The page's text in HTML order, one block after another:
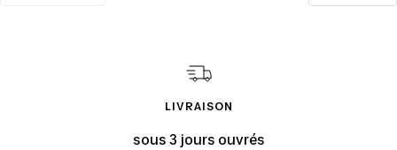
LIVRAISON
sous 3 jours ouvrés